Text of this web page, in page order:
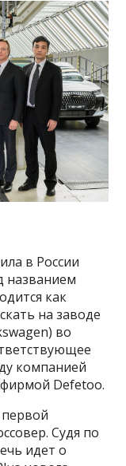
в России
названием
как
на заводе
во
компанией
Defetoo.
Судя по
идет о